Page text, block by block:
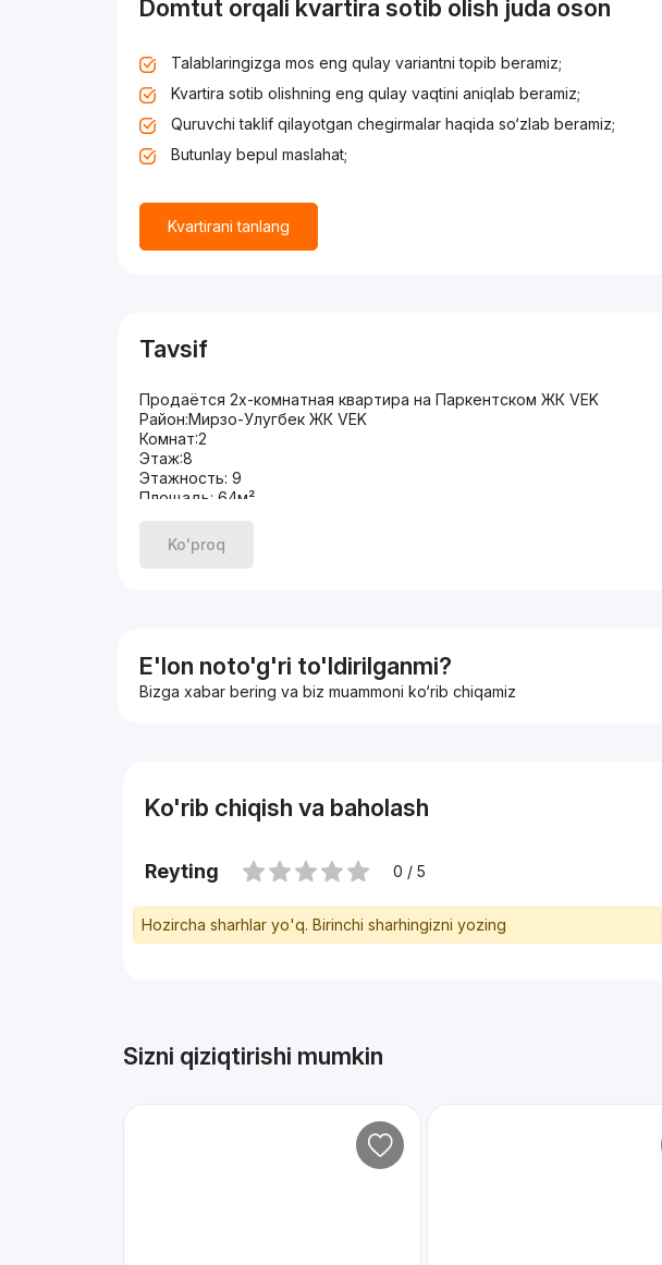
Domtut orqali kvartira sotib olish juda oson
Talablaringizga mos eng qulay variantni topib beramiz;
Kvartira sotib olishning eng qulay vaqtini aniqlab beramiz;
Quruvchi taklif qilayotgan chegirmalar haqida so‘zlab beramiz;
Butunlay bepul maslahat;
Kvartirani tanlang
Tavsif
Продаётся 2х-комнатная квартира на Паркентском ЖК VEK
Район:Мирзо-Улугбек ЖК VEK
Комнат:2
Этаж:8
Этажность: 9
Площадь: 64м²
Новая Цена 94.000у.е
Ko'proq
E'lon noto'g'ri to'ldirilganmi?
Bizga xabar bering va biz muammoni ko‘rib chiqamiz
Ko'rib chiqish va baholash
Reyting 0 / 5
Hozircha sharhlar yo'q. Birinchi sharhingizni yozing
Sizni qiziqtirishi mumkin